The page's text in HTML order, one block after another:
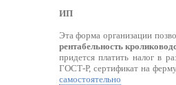
ИП
Эта форма организации
рентабельность
придется платить налог в
ГОСТ-Р, сертификат на
самостоятельно